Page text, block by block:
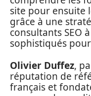
site pour ensuite
grâce à une
consultants SEO
sophistiqués
Olivier Duffez,
réputation de
français et